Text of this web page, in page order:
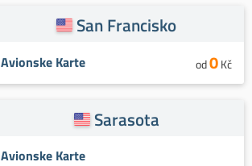
San Francisko
Avionske Karte od0Kč
Sarasota
Avionske Karte